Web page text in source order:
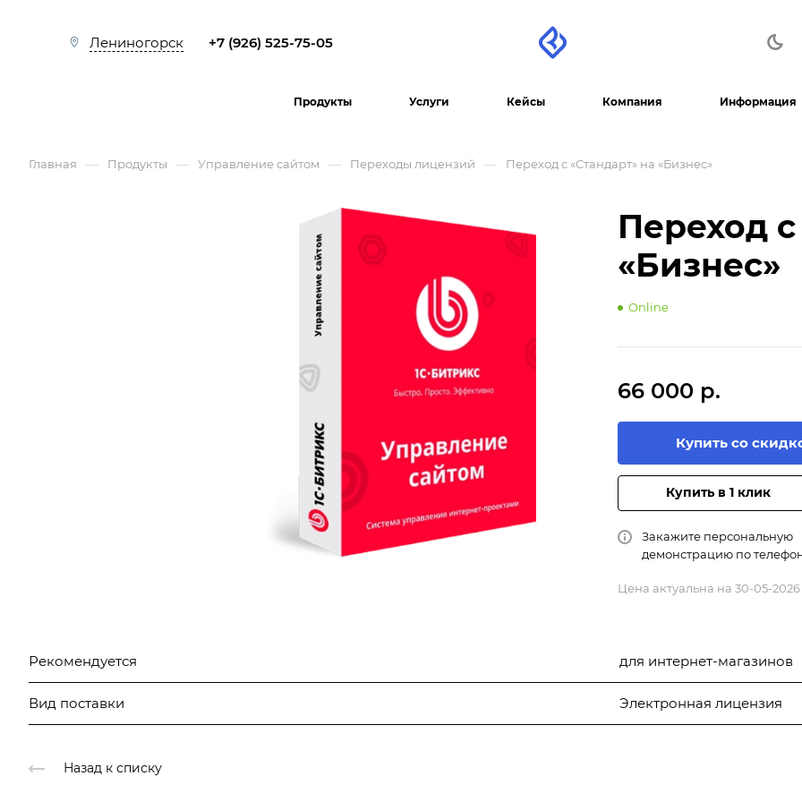
Лениногорск +7 (926) 525-75-05
Продукты Услуги Кейсы Компания Информация
Главная — Продукты — Управление сайтом — Переходы лицензий — Переход с «Стандарт» на «Бизнес»
Переход
«Бизнес»
Online
66 000 р.
Купить со
Купить в 1 клик
Закажите персональную
демонстрацию по
Цена актуальна на 30-05-2026
Рекомендуется для интернет-магазинов
Вид поставки Электронная лицензия
Назад к списку